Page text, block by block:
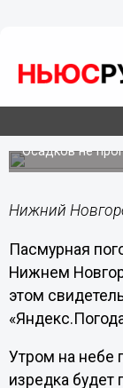
Пасмурная
Осадков не
Нижний
Пасмурная
Нижнем
этом
Утром на небе
изредка будет